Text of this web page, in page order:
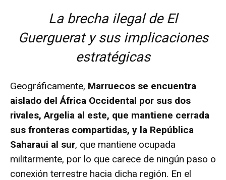
La brecha ilegal de El
Guerguerat y sus implicaciones
estratégicas
Geográficamente, Marruecos se encuentra
aislado del África Occidental por sus dos
rivales, Argelia al este, que mantiene cerrada
sus fronteras compartidas, y la República
Saharaui al sur, que mantiene ocupada
militarmente, por lo que carece de ningún paso o
conexión terrestre hacia dicha región. En el